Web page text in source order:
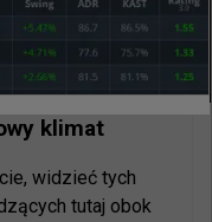
do
klimat
widzieć tych
tutaj obok